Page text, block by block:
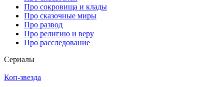
Про сокровища и клады
Про сказочные миры
Про развод
Про религию и веру
Про расследование
Се­риа­лы
Коп-звезда